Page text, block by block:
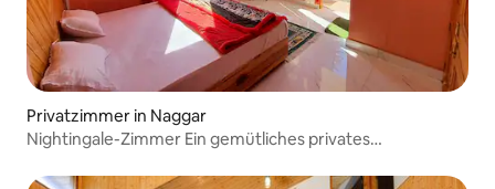
Privatzimmer in Naggar
Nightingale-Zimmer Ein gemütliches privates